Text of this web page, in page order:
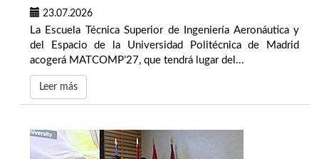
23.07.2026
La Escuela Técnica Superior de Ingeniería Aeronáutica y
del Espacio de la Universidad Politécnica de Madrid
acogerá MATCOMP’27, que tendrá lugar del...
Leer más